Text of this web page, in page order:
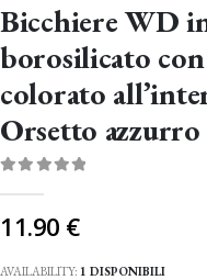
Bicchiere WD
borosilicato
colorato
Orsetto azzurro
11.90 €
AVAILABILITY: 1 DISPONIBILI